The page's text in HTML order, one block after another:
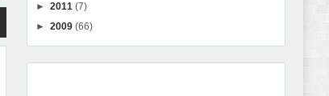
► 2011 (7)
► 2009 (66)